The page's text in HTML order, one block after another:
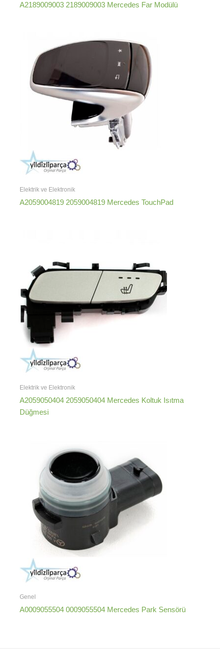
A2189009003 2189009003 Mercedes Far Modülü
Elektrik ve Elektronik
A2059004819 2059004819 Mercedes TouchPad
Elektrik ve Elektronik
A2059050404 2059050404 Mercedes Koltuk Isıtma
Düğmesi
Genel
A0009055504 0009055504 Mercedes Park Sensörü